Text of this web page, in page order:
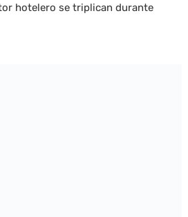
hotelero se triplican durante